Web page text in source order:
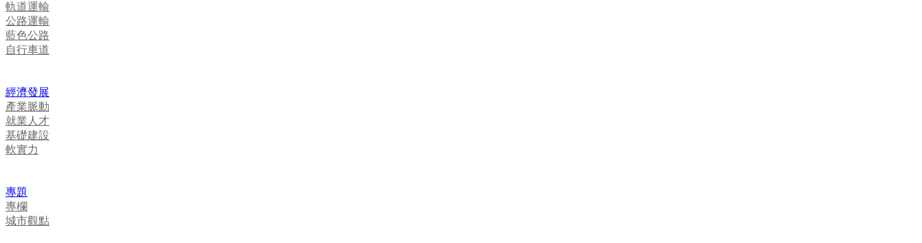
軌道運輸
公路運輸
藍色公路
自行車道
經濟發展
產業脈動
就業人才
基礎建設
軟實力
專題
專欄
城市觀點